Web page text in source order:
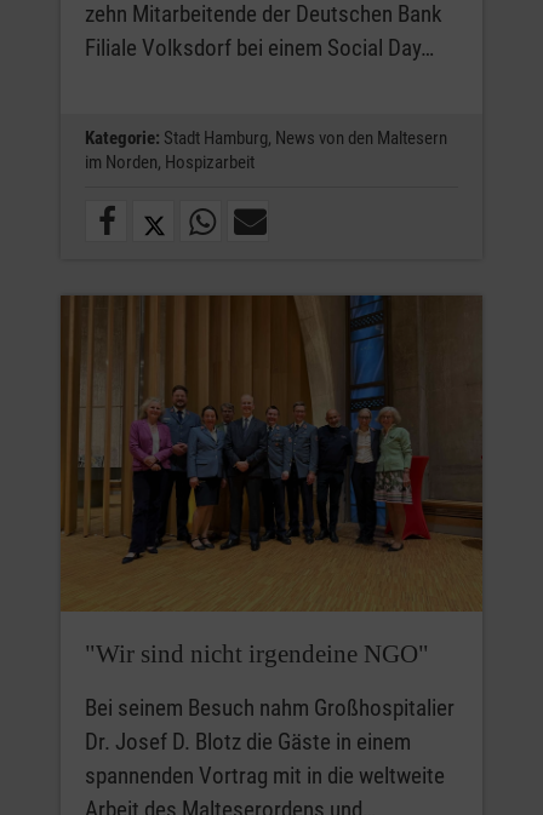
zehn Mitarbeitende der Deutschen Bank
Filiale Volksdorf bei einem Social Day…
Kategorie: Stadt Hamburg, News von den Maltesern
im Norden, Hospizarbeit
"Wir sind nicht irgendeine NGO"
Bei seinem Besuch nahm Großhospitalier
Dr. Josef D. Blotz die Gäste in einem
spannenden Vortrag mit in die weltweite